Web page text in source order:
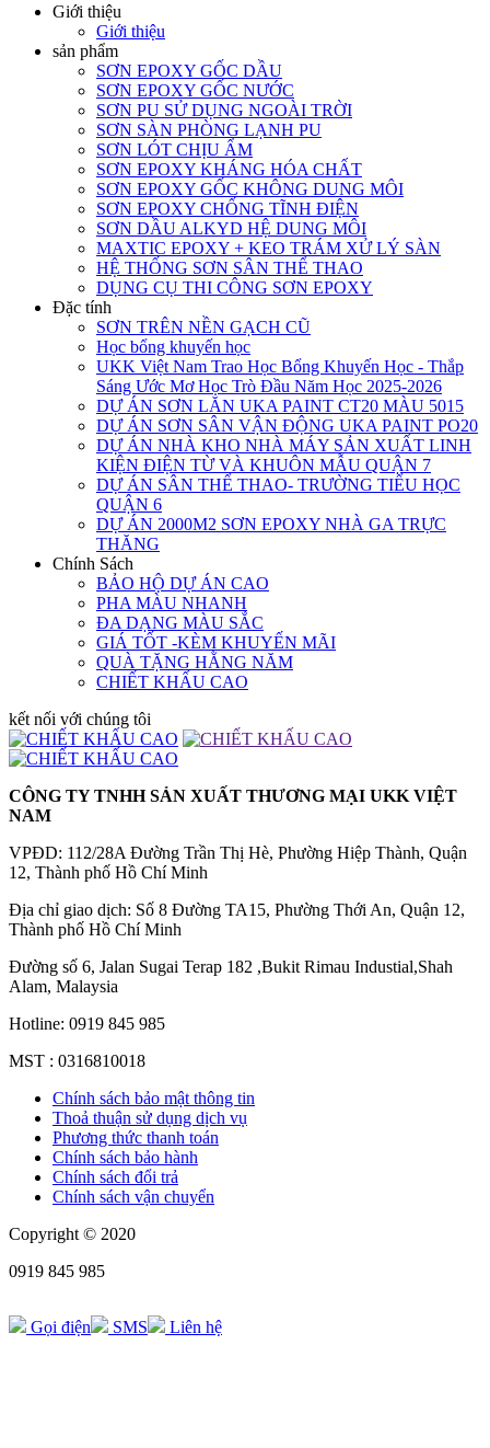
Giới thiệu
Giới thiệu
sản phẩm
SƠN EPOXY GỐC DẦU
SƠN EPOXY GỐC NƯỚC
SƠN PU SỬ DỤNG NGOÀI TRỜI
SƠN SÀN PHÒNG LẠNH PU
SƠN LÓT CHỊU ẨM
SƠN EPOXY KHÁNG HÓA CHẤT
SƠN EPOXY GỐC KHÔNG DUNG MÔI
SƠN EPOXY CHỐNG TĨNH ĐIỆN
SƠN DẦU ALKYD HỆ DUNG MÔI
MAXTIC EPOXY + KEO TRÁM XỬ LÝ SÀN
HỆ THỐNG SƠN SÂN THỂ THAO
DỤNG CỤ THI CÔNG SƠN EPOXY
Đặc tính
SƠN TRÊN NỀN GẠCH CŨ
Học bổng khuyến học
UKK Việt Nam Trao Học Bổng Khuyến Học - Thắp
Sáng Ước Mơ Học Trò Đầu Năm Học 2025-2026
DỰ ÁN SƠN LĂN UKA PAINT CT20 MÀU 5015
DỰ ÁN SƠN SÂN VẬN ĐỘNG UKA PAINT PO20
DỰ ÁN NHÀ KHO NHÀ MÁY SẢN XUẤT LINH
KIỆN ĐIỆN TỪ VÀ KHUÔN MẪU QUẬN 7
DỰ ÁN SÂN THỂ THAO- TRƯỜNG TIỂU HỌC
QUẬN 6
DỰ ÁN 2000M2 SƠN EPOXY NHÀ GA TRỰC
THĂNG
Chính Sách
BẢO HỘ DỰ ÁN CAO
PHA MÀU NHANH
ĐA DẠNG MÀU SẮC
GIÁ TỐT -KÈM KHUYẾN MÃI
QUÀ TẶNG HẰNG NĂM
CHIẾT KHẤU CAO
kết nối với chúng tôi
CÔNG TY TNHH SẢN XUẤT THƯƠNG MẠI UKK VIỆT
NAM
VPĐD: 112/28A Đường Trần Thị Hè, Phường Hiệp Thành, Quận
12, Thành phố Hồ Chí Minh
Địa chỉ giao dịch: Số 8 Đường TA15, Phường Thới An, Quận 12,
Thành phố Hồ Chí Minh
Đường số 6, Jalan Sugai Terap 182 ,Bukit Rimau Industial,Shah
Alam, Malaysia
Hotline: 0919 845 985
MST : 0316810018
Chính sách bảo mật thông tin
Thoả thuận sử dụng dịch vụ
Phương thức thanh toán
Chính sách bảo hành
Chính sách đổi trả
Chính sách vận chuyển
Copyright © 2020
0919 845 985
Gọi điện SMS Liên hệ